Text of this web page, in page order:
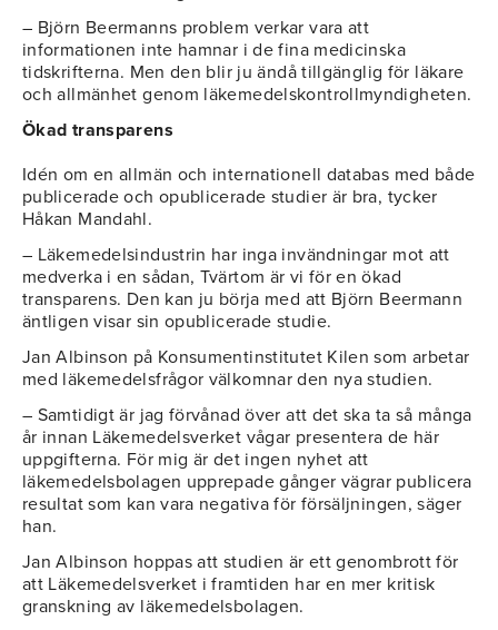
– Björn Beermanns problem verkar vara att
informationen inte hamnar i de fina medicinska
tidskrifterna. Men den blir ju ändå tillgänglig för läkare
och allmänhet genom läkemedelskontrollmyndigheten.
Ökad transparens
Idén om en allmän och internationell databas med både
publicerade och opublicerade studier är bra, tycker
Håkan Mandahl.
– Läkemedelsindustrin har inga invändningar mot att
medverka i en sådan, Tvärtom är vi för en ökad
transparens. Den kan ju börja med att Björn Beermann
äntligen visar sin opublicerade studie.
Jan Albinson på Konsumentinstitutet Kilen som arbetar
med läkemedelsfrågor välkomnar den nya studien.
– Samtidigt är jag förvånad över att det ska ta så många
år innan Läkemedelsverket vågar presentera de här
uppgifterna. För mig är det ingen nyhet att
läkemedelsbolagen upprepade gånger vägrar publicera
resultat som kan vara negativa för försäljningen, säger
han.
Jan Albinson hoppas att studien är ett genombrott för
att Läkemedelsverket i framtiden har en mer kritisk
granskning av läkemedelsbolagen.